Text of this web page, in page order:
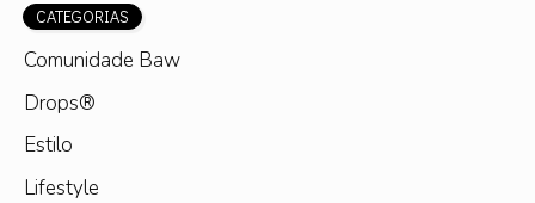
CATEGORIAS
Comunidade Baw
Drops®
Estilo
Lifestyle